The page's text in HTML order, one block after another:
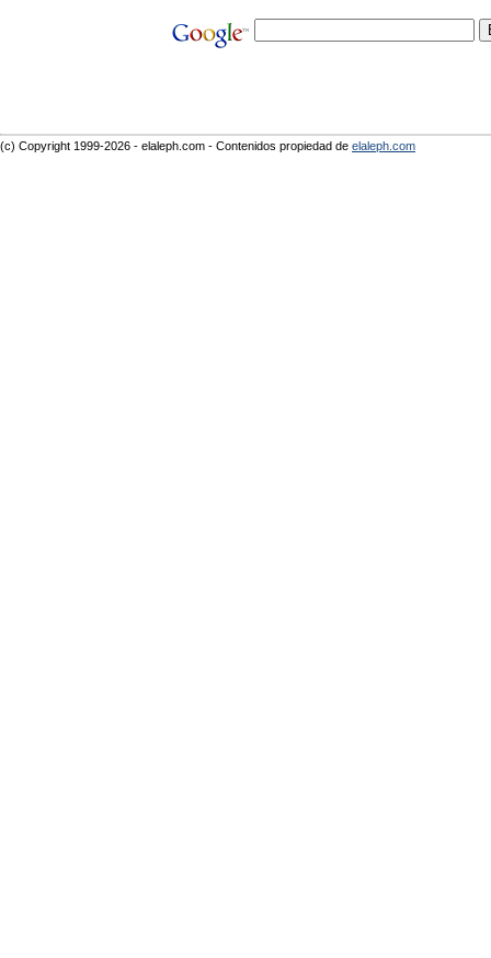
(c) Copyright 1999-2026 - elaleph.com - Contenidos propiedad de elaleph.com